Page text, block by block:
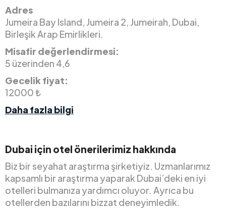
Adres
Jumeira Bay Island, Jumeira 2, Jumeirah, Dubai,
Birleşik Arap Emirlikleri.
Misafir değerlendirmesi:
5 üzerinden 4,6
Gecelik fiyat:
12000 ₺
Daha fazla bilgi
Dubai için otel önerilerimiz hakkında
Biz bir seyahat araştırma şirketiyiz. Uzmanlarımız
kapsamlı bir araştırma yaparak Dubai’deki en iyi
otelleri bulmanıza yardımcı oluyor. Ayrıca bu
otellerden bazılarını bizzat deneyimledik.